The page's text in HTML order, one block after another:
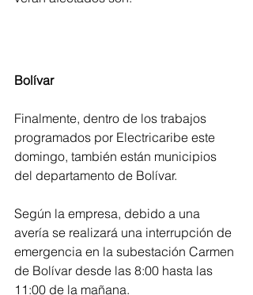
Bolívar
Finalmente, dentro de los trabajos
programados por Electricaribe este
domingo, también están municipios
del departamento de Bolívar.
Según la empresa, debido a una
avería se realizará una interrupción de
emergencia en la subestación Carmen
de Bolívar desde las 8:00 hasta las
11:00 de la mañana.